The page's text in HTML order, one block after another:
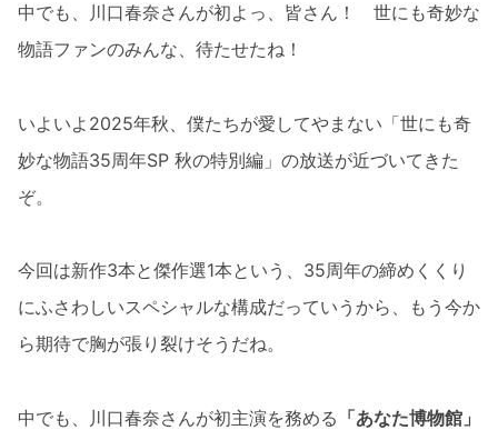
中でも、川口春奈さんが初よっ、皆さん！ 世にも奇妙な
物語ファンのみんな、待たせたね！
いよいよ2025年秋、僕たちが愛してやまない「世にも奇
妙な物語35周年SP 秋の特別編」の放送が近づいてきた
ぞ。
今回は新作3本と傑作選1本という、35周年の締めくくり
にふさわしいスペシャルな構成だっていうから、もう今か
ら期待で胸が張り裂けそうだね。
中でも、川口春奈さんが初主演を務める 「あなた博物館」